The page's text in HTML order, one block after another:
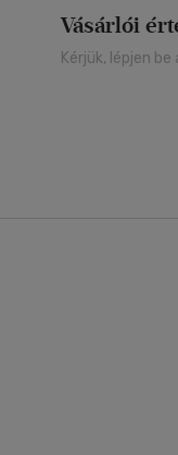
Vásárlói
Kérjük, lépjen